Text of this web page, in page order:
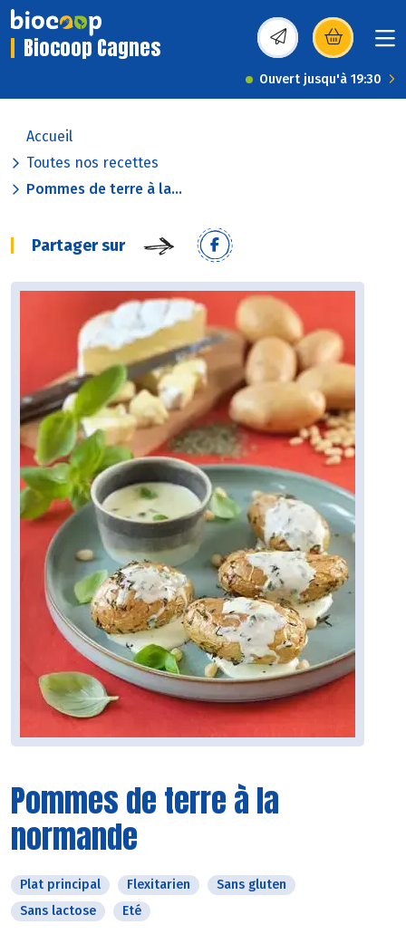
Biocoop Cagnes (s’ouvre dans une
Ouvert jusqu'à 19:30
Accueil
Toutes nos recettes
Pommes de terre à la...
Partager sur
Pommes de terre à la
normande
Plat principal Flexitarien
Sans gluten
Sans lactose
Eté